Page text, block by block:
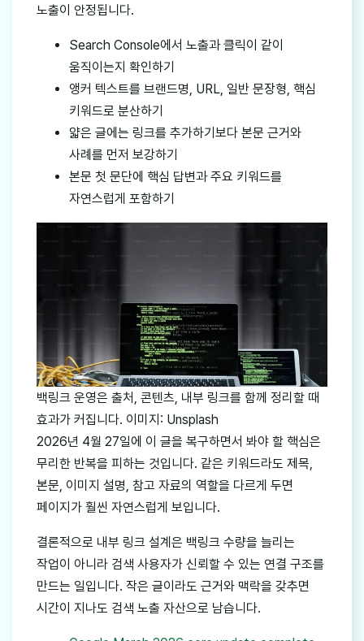
노출이 안정됩니다.
Search Console에서 노출과 클릭이 같이
움직이는지 확인하기
앵커 텍스트를 브랜드명, URL, 일반 문장형, 핵심
키워드로 분산하기
얇은 글에는 링크를 추가하기보다 본문 근거와
사례를 먼저 보강하기
본문 첫 문단에 핵심 답변과 주요 키워드를
자연스럽게 포함하기
백링크 운영은 출처, 콘텐츠, 내부 링크를 함께 정리할 때
효과가 커집니다. 이미지: Unsplash
2026년 4월 27일에 이 글을 복구하면서 봐야 할 핵심은
무리한 반복을 피하는 것입니다. 같은 키워드라도 제목,
본문, 이미지 설명, 참고 자료의 역할을 다르게 두면
페이지가 훨씬 자연스럽게 보입니다.
결론적으로 내부 링크 설계은 백링크 수량을 늘리는
작업이 아니라 검색 사용자가 신뢰할 수 있는 연결 구조를
만드는 일입니다. 작은 글이라도 근거와 맥락을 갖추면
시간이 지나도 검색 노출 자산으로 남습니다.